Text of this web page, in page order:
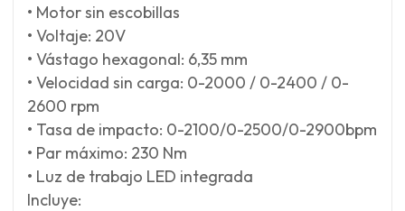
• Motor sin escobillas
• Voltaje: 20V
• Vástago hexagonal: 6,35 mm
• Velocidad sin carga: 0-2000 / 0-2400 / 0-
2600 rpm
• Tasa de impacto: 0-2100/0-2500/0-2900bpm
• Par máximo: 230 Nm
• Luz de trabajo LED integrada
Incluye: